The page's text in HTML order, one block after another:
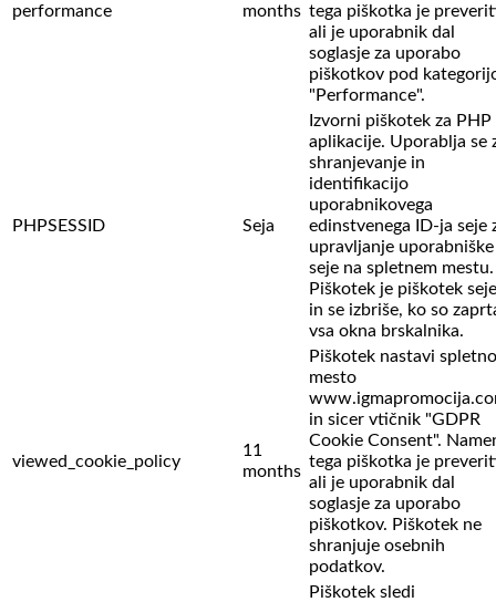
performance
months tega piškotka je
ali je uporabnik dal
soglasje za uporabo
piškotkov pod
"Performance".
PHPSESSID Seja
Izvorni piškotek za PHP
aplikacije. Uporablja se
shranjevanje in
identifikacijo
uporabnikovega
edinstvenega ID-ja seje
upravljanje uporabniške
seje na spletnem mestu.
Piškotek je piškotek seje
in se izbriše, ko so
vsa okna brskalnika.
viewed_cookie_policy
11
months
Piškotek nastavi spletno
mesto
in sicer vtičnik "GDPR
Cookie Consent".
tega piškotka je
ali je uporabnik dal
soglasje za uporabo
piškotkov. Piškotek ne
shranjuje osebnih
podatkov.
Piškotek sledi